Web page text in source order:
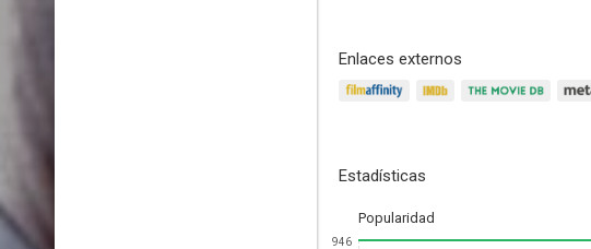
Enlaces externos
Estadísticas
Popularidad
946